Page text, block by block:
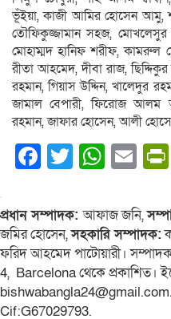
ভূঁইয়া, কাজী আমির হোসেন আমু,
তৌফিকুজ্জামান সহজ, মোখলেসুর
মোহাম্মদ হানিফ শরীফ, কামরুল
রীতা আহমেদ, দীবা রাজ,
রহমান, গিয়াস উদ্দিন, খালেদুর
জামাল বেপারী, ফিরোজ আলম
রহমান, জাফার হোসেন, আলী
Facebook
Twitter
প্রধান সম্পাদক:আফাজ জনি,
জমির হোসেন,সহকারি সম্পাদক:
ফরিদ আহমেদ পাটোয়ারী।
4, Barcelona থেকে প্রকাশিত।
Cif:G67029793.